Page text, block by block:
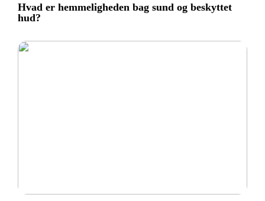
Hvad er hemmeligheden bag sund og beskyttet
hud?